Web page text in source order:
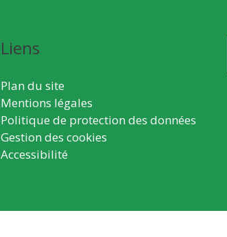
Liens
Plan du site
Mentions légales
Politique de protection des données
Gestion des cookies
Accessibilité